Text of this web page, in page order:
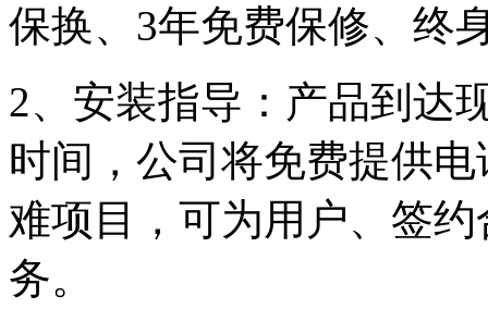
保换、3年免费保修、终
2、安装指导：产品到达
时间，公司将免费提供
难项目，可为用户、签
务。